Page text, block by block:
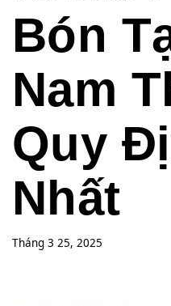
Bón
Nam
Quy
Nhất
Tháng 3 25, 2025